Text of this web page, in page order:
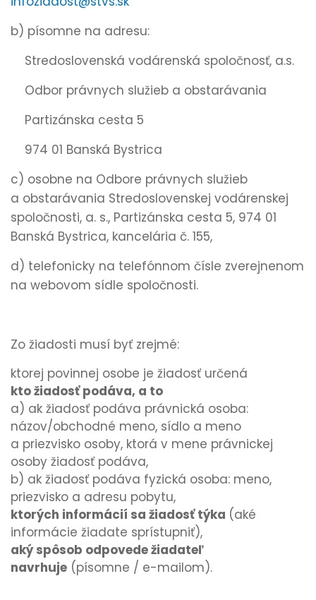
b) písomne na adresu:
Stredoslovenská vodárenská spoločnosť, a.s.
Odbor právnych služieb a obstarávania
Partizánska cesta 5
974 01 Banská Bystrica
c) osobne na Odbore právnych služieb
a obstarávania Stredoslovenskej vodárenskej
spoločnosti, a. s., Partizánska cesta 5, 974 01
Banská Bystrica, kancelária č. 155,
d) telefonicky na telefónnom čísle zverejnenom
na webovom sídle spoločnosti.
Zo žiadosti musí byť zrejmé:
ktorej povinnej osobe je žiadosť určená
kto žiadosť podáva, a to
a) ak žiadosť podáva právnická osoba:
názov/obchodné meno, sídlo a meno
a priezvisko osoby, ktorá v mene právnickej
osoby žiadosť podáva,
b) ak žiadosť podáva fyzická osoba: meno,
priezvisko a adresu pobytu,
ktorých informácií sa žiadosť týka (aké
informácie žiadate sprístupniť),
aký spôsob odpovede žiadateľ
navrhuje (písomne / e-mailom).